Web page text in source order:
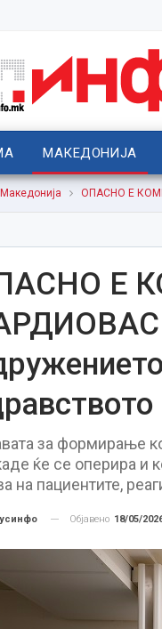
МАКЕДОНИЈА
Македонија ОПАСНО Е
Е
за формирање
ќе се оперира и
на пациентите,
Објавено 18/05/